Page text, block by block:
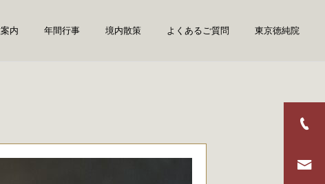
内 年間行事 境内散策 よくあるご質問 東京徳純院